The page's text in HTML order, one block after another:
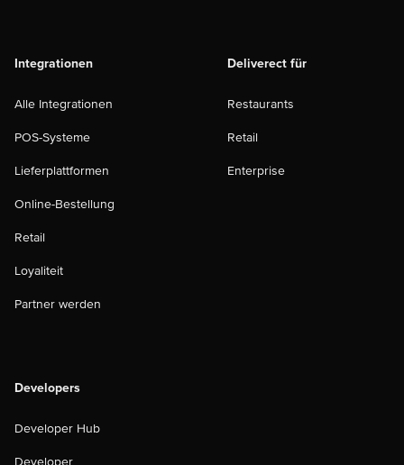
Integrationen
Alle Integrationen
POS-Systeme
Lieferplattformen
Online-Bestellung
Retail
Loyaliteit
Partner werden
Deliverect für
Restaurants
Retail
Enterprise
Developers
Developer Hub
Developer